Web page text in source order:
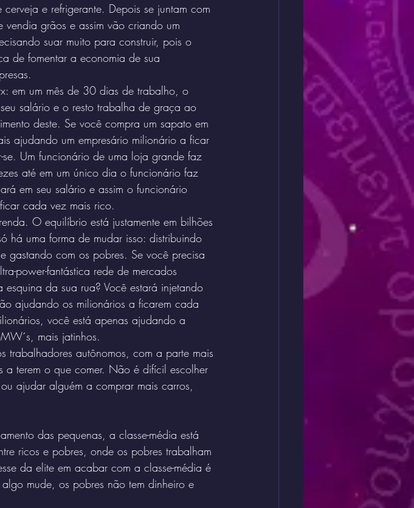
e refrigerante. Depois se juntam com
grãos e assim vão criando um
suar muito para construir, pois o
de fomentar a economia de sua
em um mês de 30 dias de trabalho, o
salário e o resto trabalha de graça ao
deste. Se você compra um sapato em
ajudando um empresário milionário a ficar
Um funcionário de uma loja grande faz
até em um único dia o funcionário faz
em seu salário e assim o funcionário
cada vez mais rico.
O equilíbrio está justamente em bilhões
há uma forma de mudar isso: distribuindo
gastando com os pobres. Se você precisa
power-fantástica rede de mercados
da sua rua? Você estará injetando
ajudando os milionários a ficarem cada
você está apenas ajudando a
mais jatinhos.
trabalhadores autônomos, com a parte mais
terem o que comer. Não é difícil escolher
ajudar alguém a comprar mais carros,
das pequenas, a classe-média está
ricos e pobres, onde os pobres trabalham
da elite em acabar com a classe-média é
mude, os pobres não tem dinheiro e